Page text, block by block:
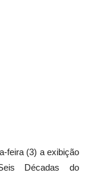
feira (3) a exibição
Décadas do